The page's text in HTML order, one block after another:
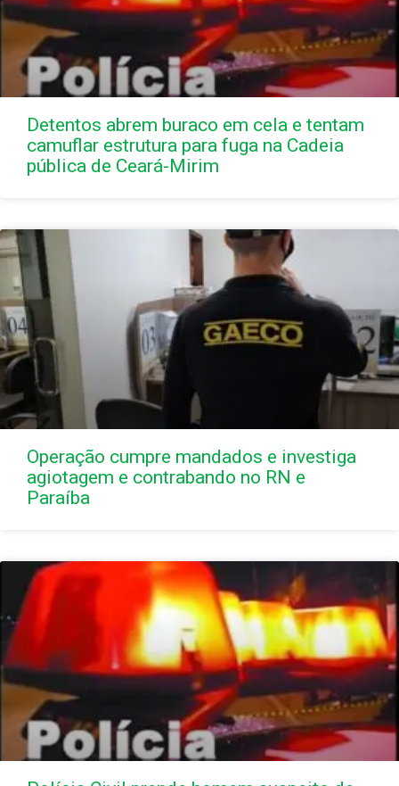
Detentos abrem buraco em cela e tentam
camuflar estrutura para fuga na Cadeia
pública de Ceará-Mirim
Operação cumpre mandados e investiga
agiotagem e contrabando no RN e
Paraíba